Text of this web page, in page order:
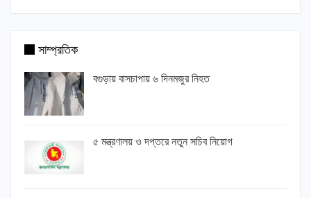
সাম্প্রতিক
বগুড়ায় বাসচাপায় ৬ দিনমজুর নিহত
৫ মন্ত্রণালয় ও দপ্তরে নতুন সচিব নিয়োগ